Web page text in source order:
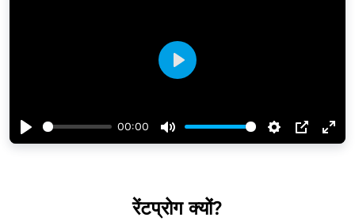
Play
00:00
Mute Settings
PIP
Play
रेंटप्रोग क्यों?